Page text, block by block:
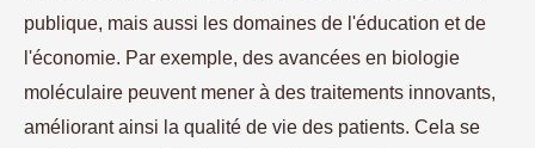
publique, mais aussi les domaines de l'éducation et de
l'économie. Par exemple, des avancées en biologie
moléculaire peuvent mener à des traitements innovants,
améliorant ainsi la qualité de vie des patients. Cela se